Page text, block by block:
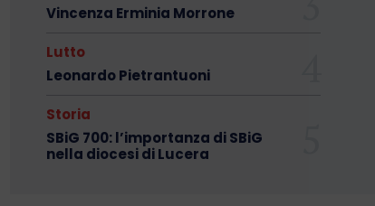
Vincenza Erminia Morrone
Lutto
Leonardo Pietrantuoni
Storia
SBiG 700: l’importanza di SBiG
nella diocesi di Lucera